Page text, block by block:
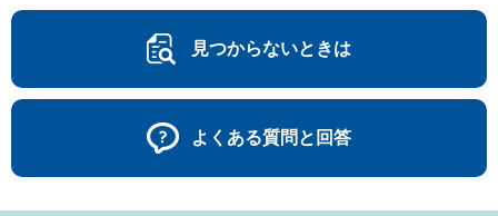
見つからないときは
よくある質問と回答